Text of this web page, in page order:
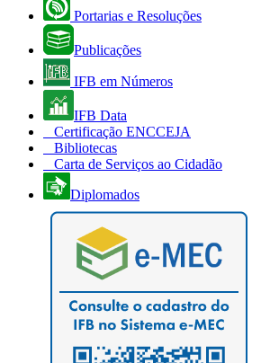
Portarias e Resoluções
Publicações
IFB em Números
IFB Data
Certificação ENCCEJA
Bibliotecas
Carta de Serviços ao Cidadão
Diplomados